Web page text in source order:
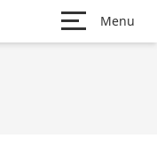
Menu